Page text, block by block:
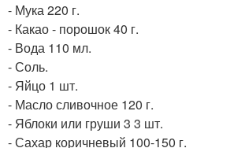
- Мука 220 г.
- Какао - порошок 40 г.
- Вода 110 мл.
- Соль.
- Яйцо 1 шт.
- Масло сливочное 120 г.
- Яблоки или груши 3 3 шт.
- Сахар коричневый 100-150 г.